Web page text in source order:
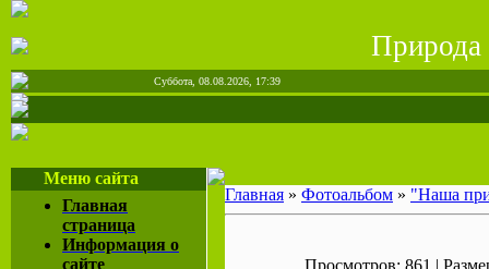
Природа
Суббота, 08.08.2026, 17:39
Меню сайта
Главная
страница
Информация о
сайте
Главная » Фотоальбом » "Наша
Просмотров: 861 |